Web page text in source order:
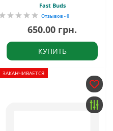
Fast Buds
Отзывов - 0
650.00 грн.
КУПИТЬ
ЗАКАНЧИВАЕТСЯ